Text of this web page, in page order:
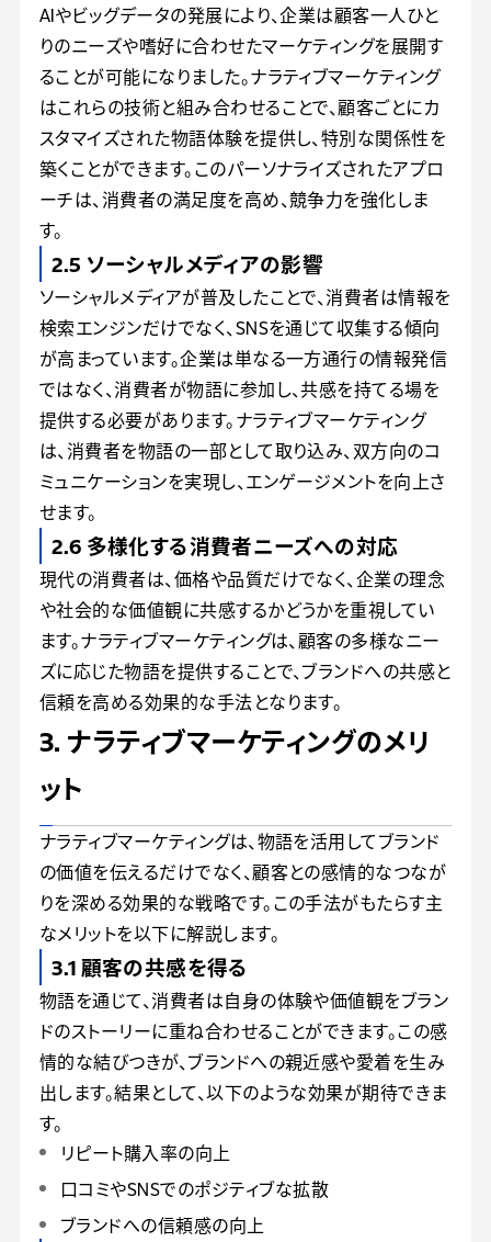
AIやビッグデータの発展により、企業は顧客一人ひと
りのニーズや嗜好に合わせたマーケティングを展開す
ることが可能になりました。ナラティブマーケティング
はこれらの技術と組み合わせることで、顧客ごとにカ
スタマイズされた物語体験を提供し、特別な関係性を
築くことができます。このパーソナライズされたアプロ
ーチは、消費者の満足度を高め、競争力を強化しま
す。
2.5 ソーシャルメディアの影響
ソーシャルメディアが普及したことで、消費者は情報を
検索エンジンだけでなく、SNSを通じて収集する傾向
が高まっています。企業は単なる一方通行の情報発信
ではなく、消費者が物語に参加し、共感を持てる場を
提供する必要があります。ナラティブマーケティング
は、消費者を物語の一部として取り込み、双方向のコ
ミュニケーションを実現し、エンゲージメントを向上さ
せます。
2.6 多様化する消費者ニーズへの対応
現代の消費者は、価格や品質だけでなく、企業の理念
や社会的な価値観に共感するかどうかを重視してい
ます。ナラティブマーケティングは、顧客の多様なニー
ズに応じた物語を提供することで、ブランドへの共感と
信頼を高める効果的な手法となります。
3. ナラティブマーケティングのメリ
ット
ナラティブマーケティングは、物語を活用してブランド
の価値を伝えるだけでなく、顧客との感情的なつなが
りを深める効果的な戦略です。この手法がもたらす主
なメリットを以下に解説します。
3.1 顧客の共感を得る
物語を通じて、消費者は自身の体験や価値観をブラン
ドのストーリーに重ね合わせることができます。この感
情的な結びつきが、ブランドへの親近感や愛着を生み
出します。結果として、以下のような効果が期待できま
す。
リピート購入率の向上
口コミやSNSでのポジティブな拡散
ブランドへの信頼感の向上